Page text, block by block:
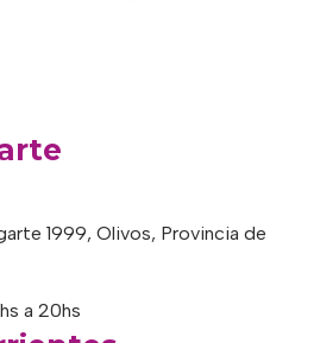
1999, Olivos, Provincia de
a 20hs